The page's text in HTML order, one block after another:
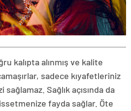
kalıpta alınmış ve kalite
sadece kıyafetleriniz
Sağlık açısında da
fayda sağlar. Öte